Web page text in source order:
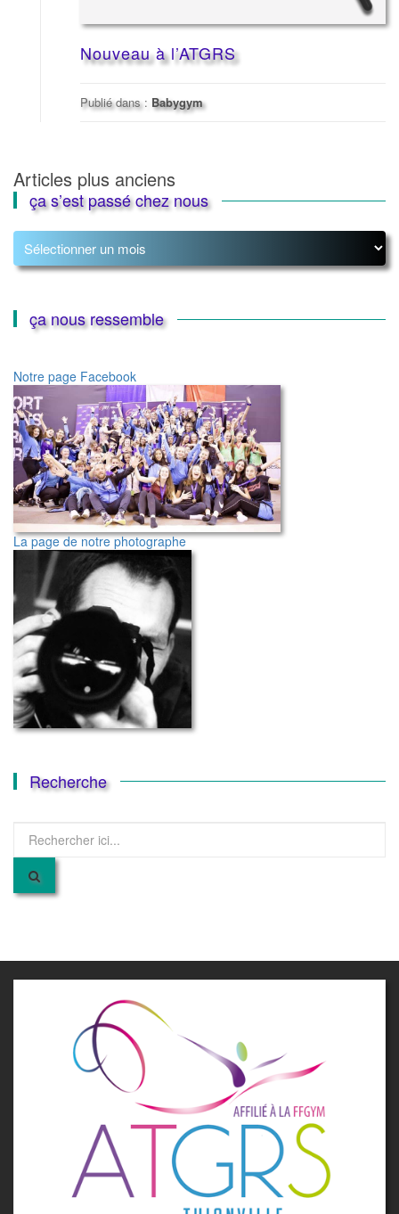
Nouveau à l’ATGRS
Publié dans : Babygym
Navigation
des
articles
Articles plus anciens
ça s’est passé chez nous
ça
s’est
passé
nousça nous ressemble
Notre page Facebook
La page de notre photographe
Recherche
pour